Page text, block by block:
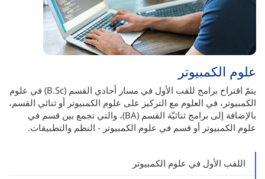
علوم الكمبيوتر
يتمّ اقتراح برامج للقب الأول في مسار أحادي القسم (B.Sc) في علوم
الكمبيوتر، في العلوم مع التركيز على علوم الكمبيوتر أو ثنائي القسم،
بالإضافة إلى برامج ثنائيّة القسم (BA)، والتي تجمع بين قسم في
علوم الكمبيوتر أو قسم في علوم الكمبيوتر - النظم والتطبيقات.
اللقب الأول في علوم الكمبيوتر